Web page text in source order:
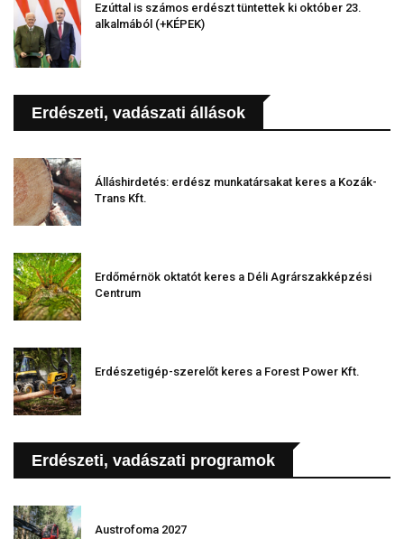
Ezúttal is számos erdészt tüntettek ki október 23.
alkalmából (+KÉPEK)
Erdészeti, vadászati állások
Álláshirdetés: erdész munkatársakat keres a Kozák-
Trans Kft.
Erdőmérnök oktatót keres a Déli Agrárszakképzési
Centrum
Erdészetigép-szerelőt keres a Forest Power Kft.
Erdészeti, vadászati programok
Austrofoma 2027